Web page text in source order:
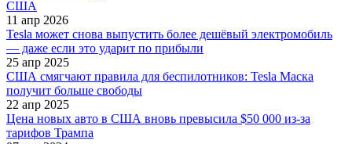
США
11 апр 2026
Tesla может снова выпустить более дешёвый электромобиль
— даже если это ударит по прибыли
25 апр 2025
США смягчают правила для беспилотников: Tesla Маска
получит больше свободы
22 апр 2025
Цена новых авто в США вновь превысила $50 000 из-за
тарифов Трампа